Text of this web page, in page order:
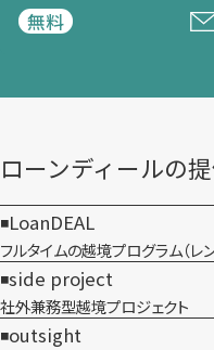
無料
ローンディールの​
LoanDEAL
フルタイムの越境プログラム​（レ
side project
社外兼務型​越境プロジェクト
outsight